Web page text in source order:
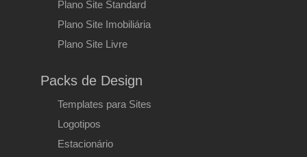
Plano Site Standard
Plano Site Imobiliária
Plano Site Livre
Packs de Design
Templates para Sites
Logotipos
Estacionário